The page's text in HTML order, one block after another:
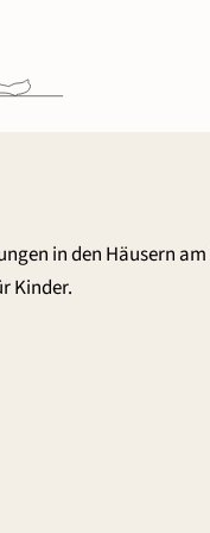
in den Häusern
Kinder.